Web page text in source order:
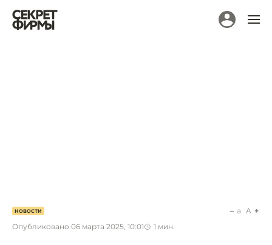
НОВОСТИ
Опубликовано 06 марта 2025, 10:01 1 мин.
a A